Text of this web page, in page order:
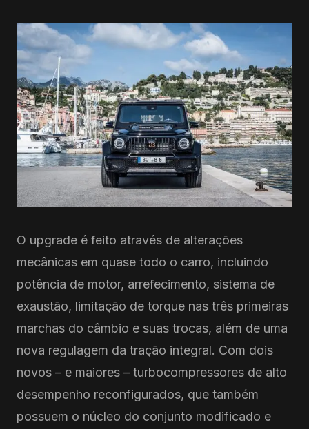
O upgrade é feito através de alterações
mecânicas em quase todo o carro, incluindo
potência de motor, arrefecimento, sistema de
exaustão, limitação de torque nas três primeiras
marchas do câmbio e suas trocas, além de uma
nova regulagem da tração integral. Com dois
novos – e maiores – turbocompressores de alto
desempenho reconfigurados, que também
possuem o núcleo do conjunto modificado e